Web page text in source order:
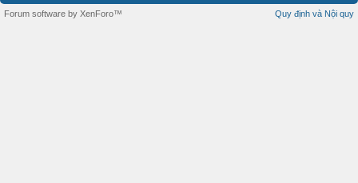
Quy định và Nội quy
Forum software by XenForo™